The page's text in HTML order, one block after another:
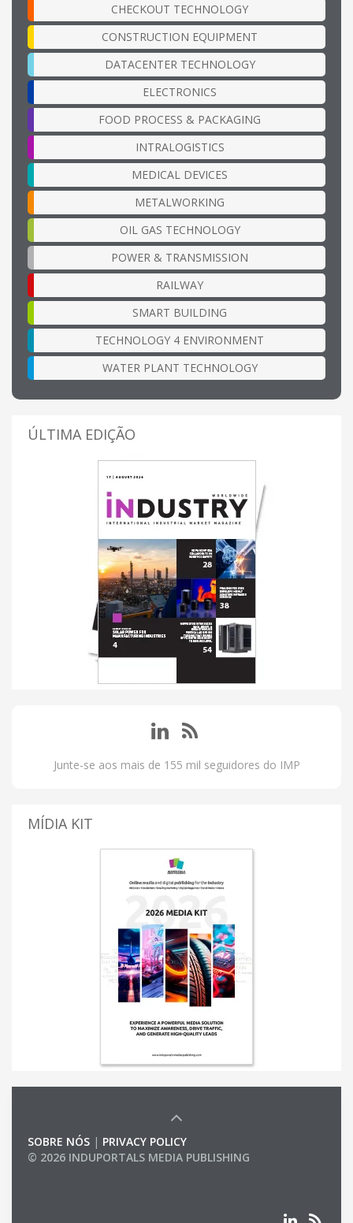
CHECKOUT TECHNOLOGY
CONSTRUCTION EQUIPMENT
DATACENTER TECHNOLOGY
ELECTRONICS
FOOD PROCESS & PACKAGING
INTRALOGISTICS
MEDICAL DEVICES
METALWORKING
OIL GAS TECHNOLOGY
POWER & TRANSMISSION
RAILWAY
SMART BUILDING
TECHNOLOGY 4 ENVIRONMENT
WATER PLANT TECHNOLOGY
ÚLTIMA EDIÇÃO
Junte-se aos mais de 155 mil seguidores do IMP
MÍDIA KIT
SOBRE NÓS | PRIVACY POLICY
© 2026 INDUPORTALS MEDIA PUBLISHING